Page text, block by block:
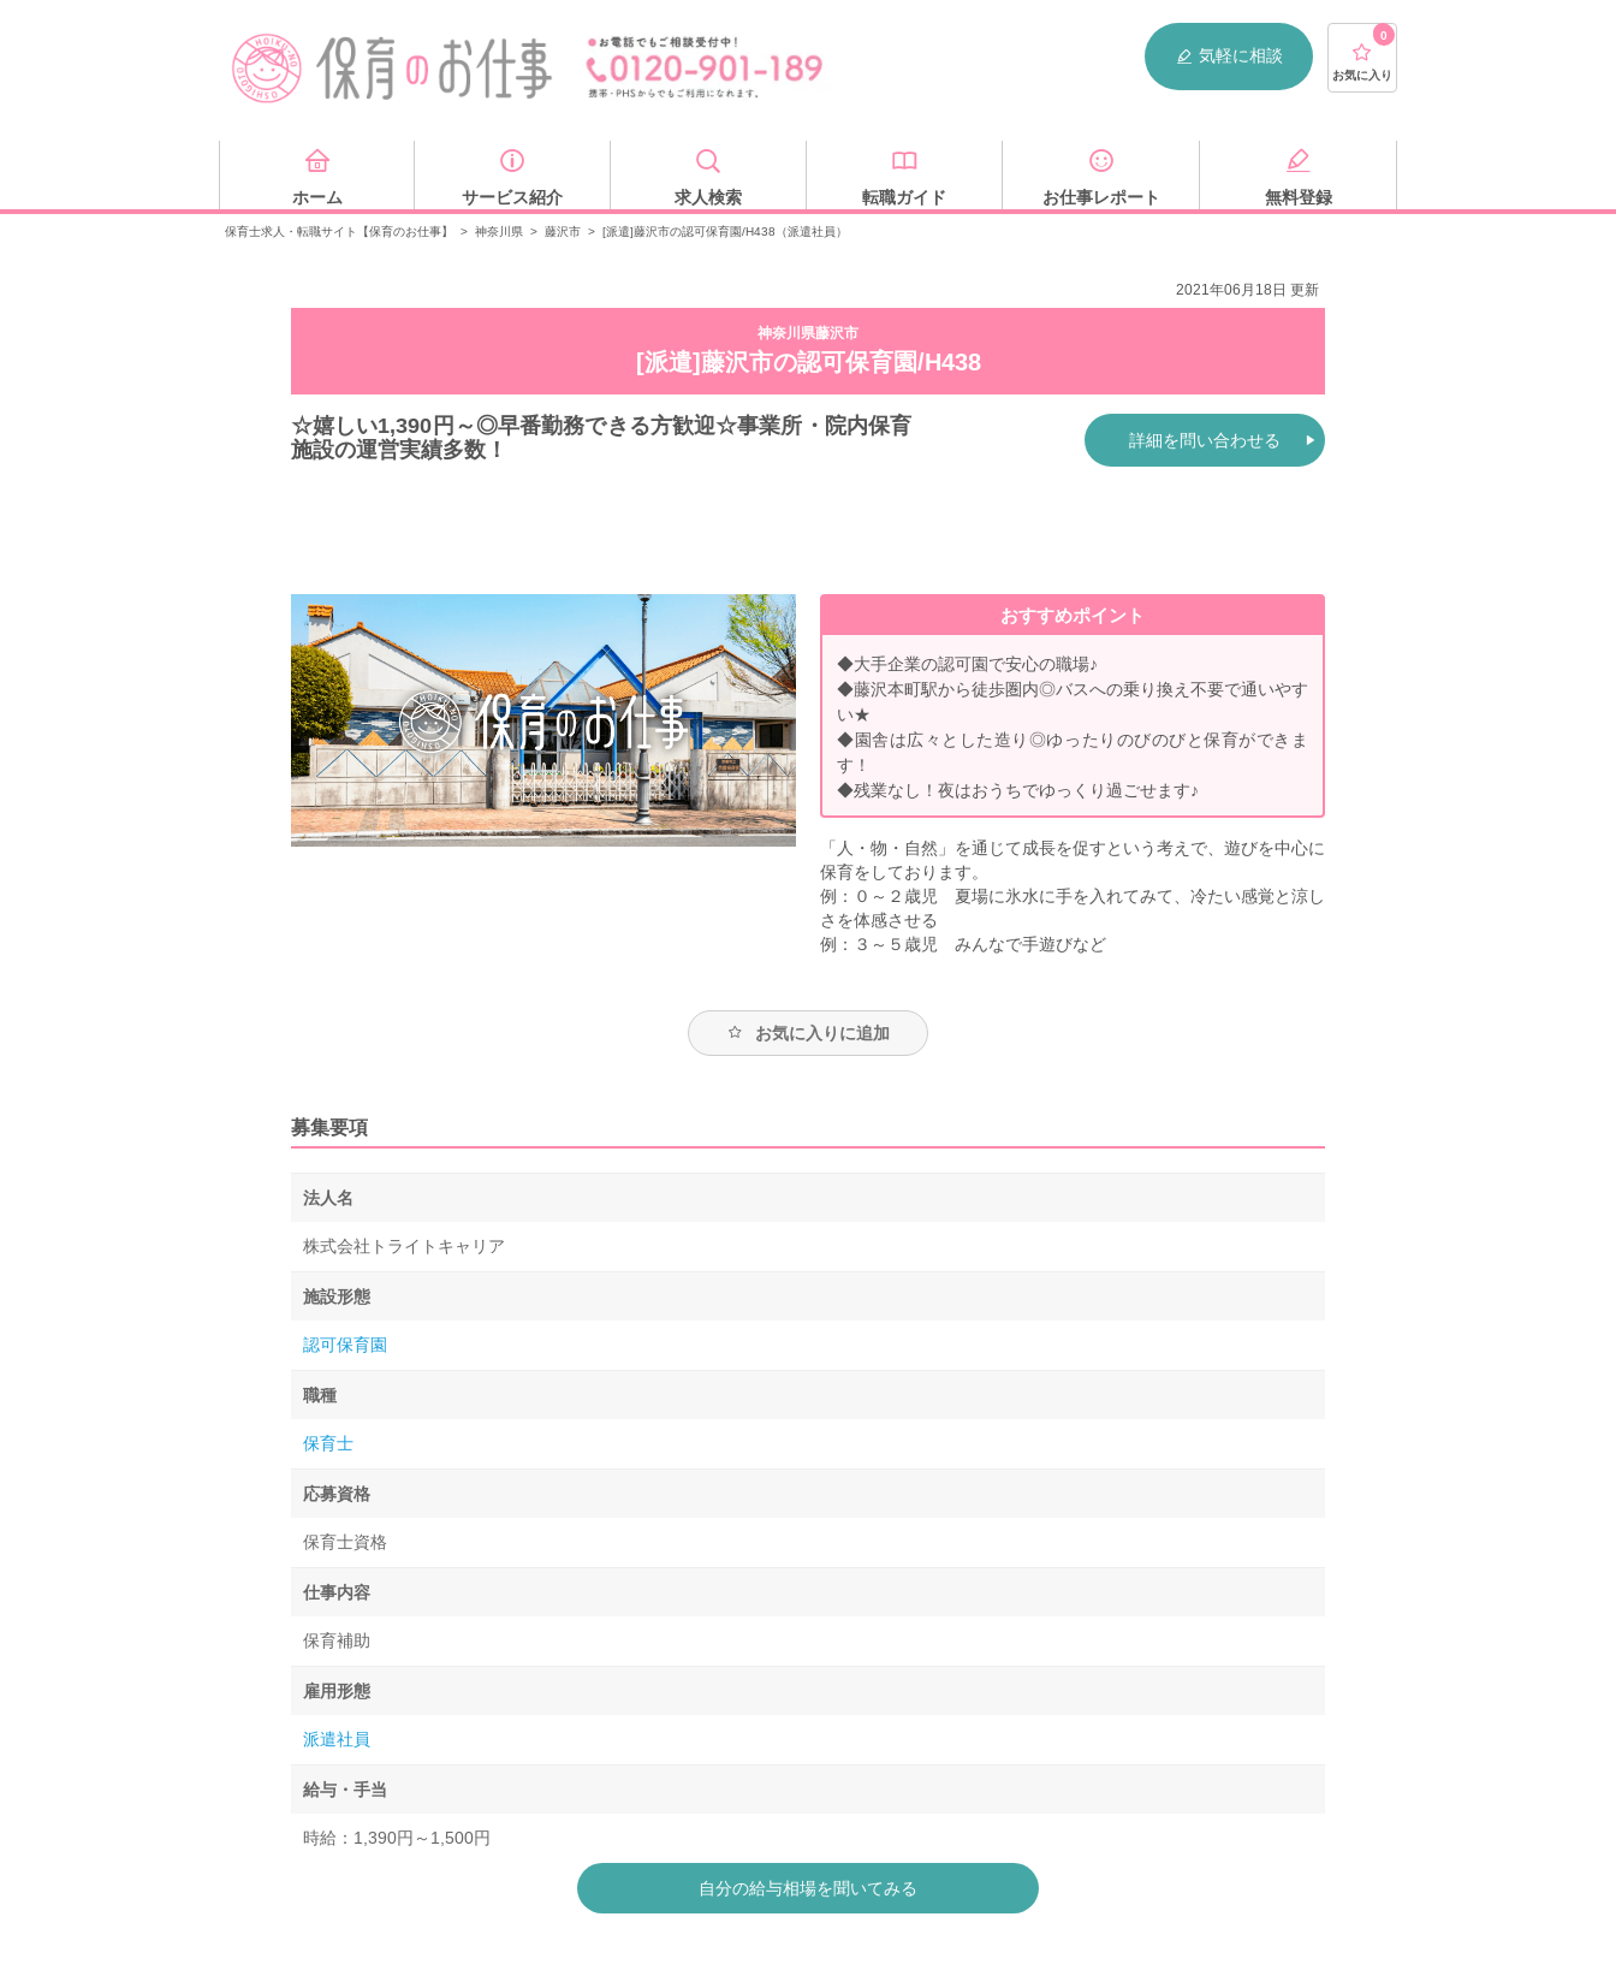
気軽に相談
0
お気に入り
ホーム サービス紹介 求人検索 転職ガイド お仕事レポート 無料登録
保育士求人・転職サイト【保育のお仕事】 > 神奈川県 > 藤沢市 > [派遣]藤沢市の認可保育園/H438（派遣社員）
2021年06月18日 更新
神奈川県藤沢市
[派遣]藤沢市の認可保育園/H438
☆嬉しい1,390円～◎早番勤務できる方歓迎☆事業所・院内保育
施設の運営実績多数！
詳細を問い合わせる
おすすめポイント
◆大手企業の認可園で安心の職場♪
◆藤沢本町駅から徒歩圏内◎バスへの乗り換え不要で通いやす
い★
◆園舎は広々とした造り◎ゆったりのびのびと保育ができま
す！
◆残業なし！夜はおうちでゆっくり過ごせます♪
「人・物・自然」を通じて成長を促すという考えで、遊びを中心に
保育をしております。
例：０～２歳児 夏場に氷水に手を入れてみて、冷たい感覚と涼し
さを体感させる
例：３～５歳児 みんなで手遊びなど
お気に入りに追加
募集要項
法人名
株式会社トライトキャリア
施設形態
認可保育園
職種
保育士
応募資格
保育士資格
仕事内容
保育補助
雇用形態
派遣社員
給与・手当
時給：1,390円～1,500円
自分の給与相場を聞いてみる